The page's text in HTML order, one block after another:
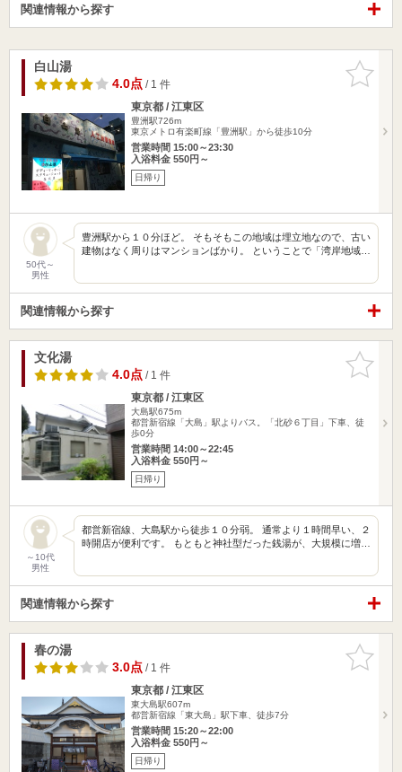
関連情報から探す
お気に入
りに追加
白山湯
4.0点/ 1 件
東京都 / 江東区
豊洲駅726m
東京メトロ有楽町線「豊洲駅」から徒歩10分
営業時間 15:00～23:30
入浴料金 550円～
日帰り
50代～
男性
豊洲駅から１０分ほど。 そもそもこの地域は埋立地なので、古い
建物はなく周りはマンションばかり。 ということで「湾岸地域…
関連情報から探す
お気に入
りに追加
文化湯
4.0点/ 1 件
東京都 / 江東区
大島駅675m
都営新宿線「大島」駅よりバス。「北砂６丁目」下車、徒
歩0分
営業時間 14:00～22:45
入浴料金 550円～
日帰り
～10代
男性
都営新宿線、大島駅から徒歩１０分弱。 通常より１時間早い、２
時開店が便利です。 もともと神社型だった銭湯が、大規模に増…
関連情報から探す
お気に入
りに追加
春の湯
3.0点/ 1 件
東京都 / 江東区
東大島駅607m
都営新宿線「東大島」駅下車、徒歩7分
営業時間 15:20～22:00
入浴料金 550円～
日帰り